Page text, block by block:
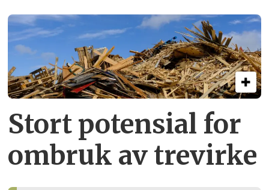
Stort potensial for
ombruk av tre­virke